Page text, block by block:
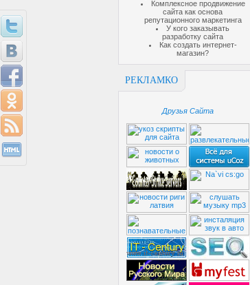
Комплексное продвижение
сайта как основа
репутационного маркетинга
У кого заказывать
разработку сайта
Как создать интернет-
магазин?
РЕКЛАМКО
Друзья Сайта